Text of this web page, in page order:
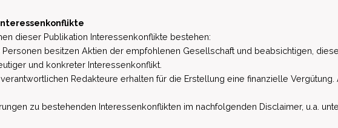
dieser Publikation Interessenkonflikte bestehen:
Personen besitzen Aktien der empfohlenen Gesellschaft und beabsichtigen,
und konkreter Interessenkonflikt.
Redakteure erhalten für die Erstellung eine finanzielle
zu bestehenden Interessenkonflikten im nachfolgenden Disclaimer, u.a.